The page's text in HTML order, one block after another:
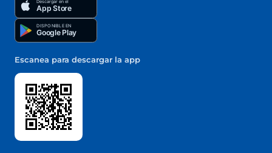
Descargar en el
App Store
DISPONIBLE EN
Google Play
Escanea para descargar la app